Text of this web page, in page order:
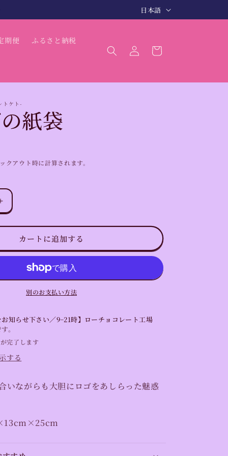
3〜5日で商品発送（最短 翌日発送）言
語
日本語
期便 ふるさと納税
グ
イ
ー
ケト-
紙袋
クアウト時に計算されます。
手
紙
の
を
増
や
す
カートに追加する
別のお支払い方法
お知らせ下さい／9−21時】ローチョコレート工場
。
完了します
する
いながらも大胆にロゴをあしらった魅惑
×25cm